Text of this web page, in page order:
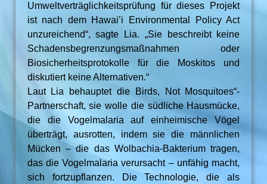
Umweltverträglichkeitsprüfung für dieses Projekt
ist nach dem Hawai’i Environmental Policy Act
unzureichend“, sagte Lia. „Sie beschreibt keine
Schadensbegrenzungsmaßnahmen oder
Biosicherheitsprotokolle für die Moskitos und
diskutiert keine Alternativen.“
Laut Lia behauptet die Birds, Not Mosquitoes“-
Partnerschaft, sie wolle die südliche Hausmücke,
die die Vogelmalaria auf einheimische Vögel
überträgt, ausrotten, indem sie die männlichen
Mücken – die das Wolbachia-Bakterium tragen,
das die Vogelmalaria verursacht – unfähig macht,
sich fortzupflanzen. Die Technologie, die als